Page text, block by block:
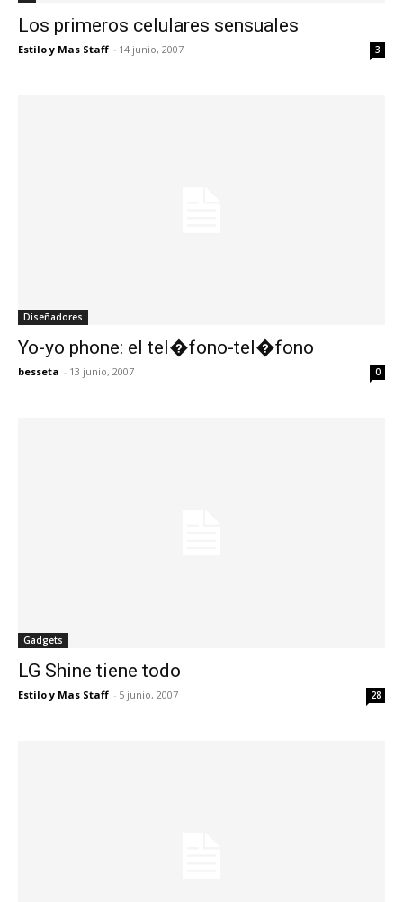
Los primeros celulares sensuales
Estilo y Mas Staff - 14 junio, 2007 3
Diseñadores
Yo-yo phone: el tel�fono-tel�fono
besseta - 13 junio, 2007 0
Gadgets
LG Shine tiene todo
Estilo y Mas Staff - 5 junio, 2007 28